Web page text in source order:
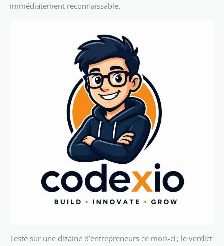
immédiatement reconnaissable.
Testé sur une dizaine d’entrepreneurs ce mois-ci ; le verdict